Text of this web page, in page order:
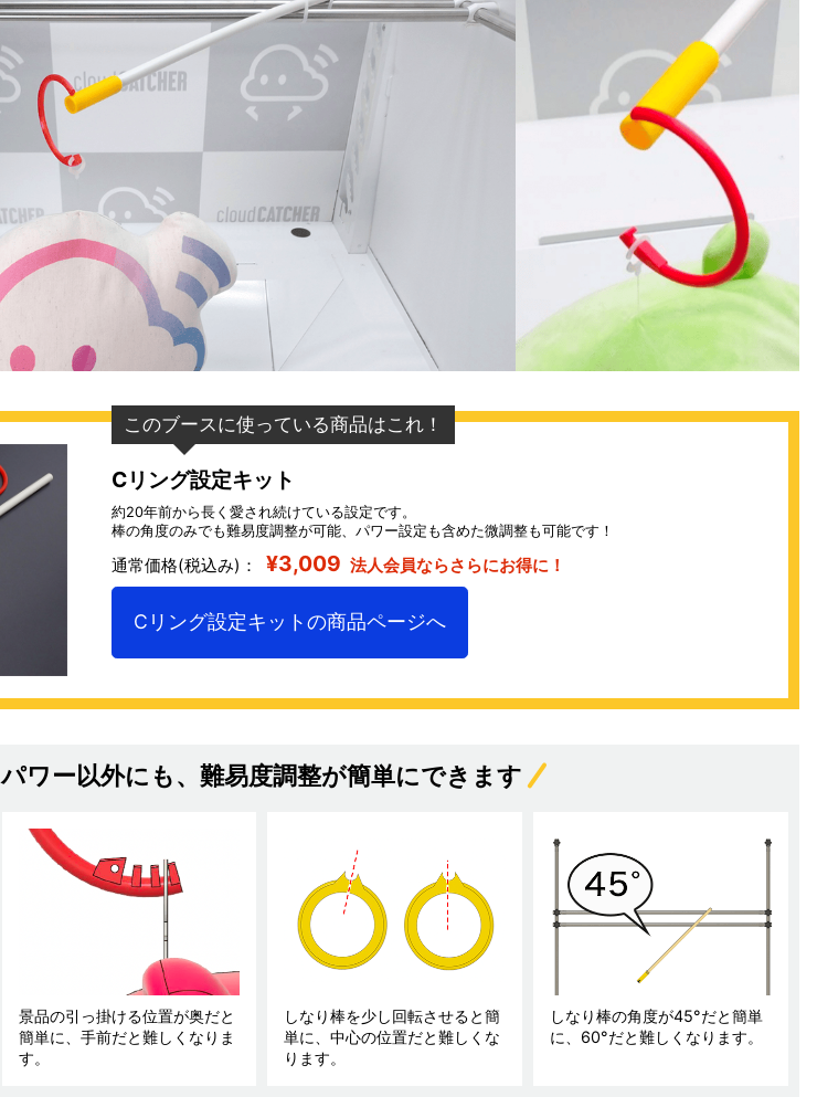
このブースに使っている商品はこれ！
Cリング設定キット
約20年前から長く愛され続けている設定です。
棒の角度のみでも難易度調整が可能、パワー設定も含めた微調整も可能です！
通常価格(税込み)： ¥3,009 法人会員ならさらにお得に！
Cリング設定キットの商品ページへ
パワー以外にも、難易度調整が簡単にできます
景品の引っ掛ける位置が奥だと
簡単に、手前だと難しくなりま
す。
しなり棒を少し回転させると簡
単に、中心の位置だと難しくな
ります。
しなり棒の角度が45°だと簡単
に、60°だと難しくなります。